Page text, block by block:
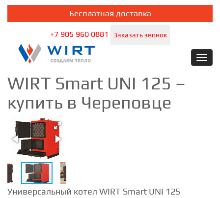
Бесплатная доставка
+7 905 960 0881 Заказать звонок
WIRT Smart UNI 125 –
купить в Череповце
Универсальный котел WIRT Smart UNI 125